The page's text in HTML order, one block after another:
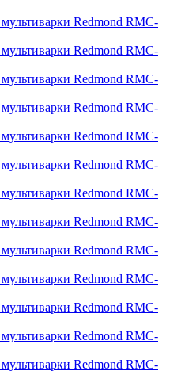
Redmond RMC-
Redmond RMC-
Redmond RMC-
Redmond RMC-
Redmond RMC-
Redmond RMC-
Redmond RMC-
Redmond RMC-
Redmond RMC-
Redmond RMC-
Redmond RMC-
Redmond RMC-
Redmond RMC-